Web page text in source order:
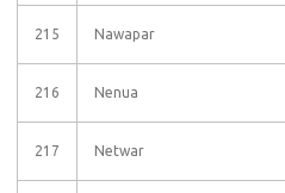
215 Nawapar
216 Nenua
217 Netwar